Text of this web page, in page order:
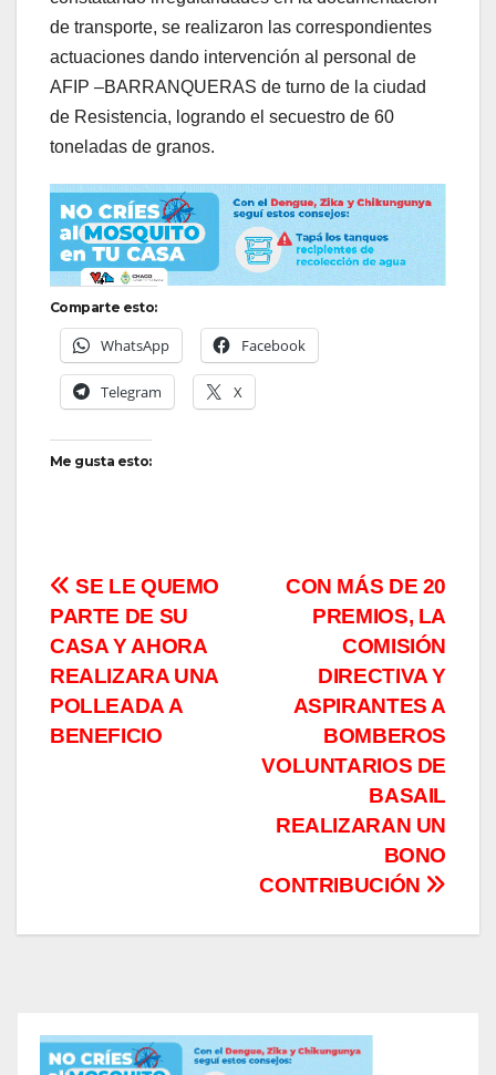
de transporte, se realizaron las correspondientes
actuaciones dando intervención al personal de
AFIP –BARRANQUERAS de turno de la ciudad
de Resistencia, logrando el secuestro de 60
toneladas de granos.
Comparte esto:
WhatsApp Facebook
Telegram X
Me gusta esto:
Navegación
de
entradas
CON MÁS DE 20
PREMIOS, LA
COMISIÓN
DIRECTIVA Y
ASPIRANTES A
BOMBEROS
VOLUNTARIOS DE
BASAIL
REALIZARAN UN
BONO
CONTRIBUCIÓN
SE LE QUEMO
PARTE DE SU
CASA Y AHORA
REALIZARA UNA
POLLEADA A
BENEFICIO